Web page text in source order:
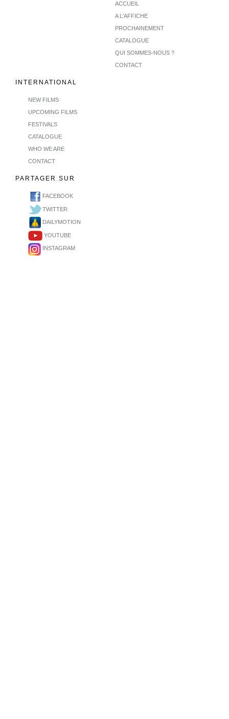
ACCUEIL
A L'AFFICHE
PROCHAINEMENT
CATALOGUE
QUI SOMMES-NOUS ?
CONTACT
INTERNATIONAL
NEW FILMS
UPCOMING FILMS
FESTIVALS
CATALOGUE
WHO WE ARE
CONTACT
PARTAGER SUR
FACEBOOK
TWITTER
DAILYMOTION
YOUTUBE
INSTAGRAM